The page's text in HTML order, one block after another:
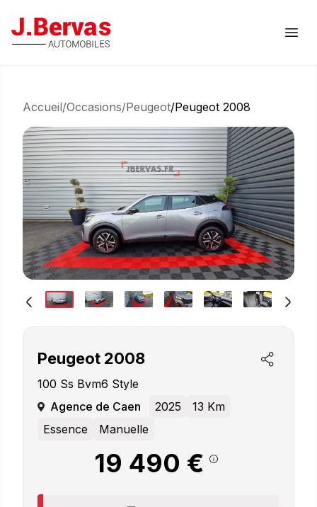
J.Bervas
Accueil/Occasions/Peugeot/Peugeot 2008
Peugeot 2008
100 Ss Bvm6 Style
Agence de Caen
2025
13 Km
Essence
Manuelle
19 490 €